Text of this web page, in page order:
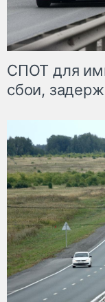
СПОТ для
сбои,